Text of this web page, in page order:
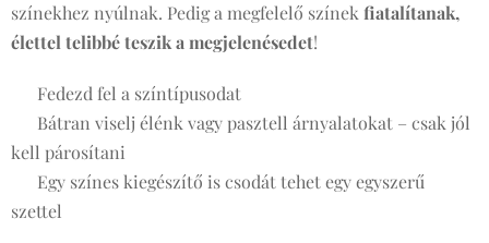
színekhez nyúlnak. Pedig a megfelelő színek fiatalítanak,
élettel telibbé teszik a megjelenésedet!
✔ Fedezd fel a színtípusodat
✔ Bátran viselj élénk vagy pasztell árnyalatokat – csak jól
kell párosítani
✔ Egy színes kiegészítő is csodát tehet egy egyszerű
szettel